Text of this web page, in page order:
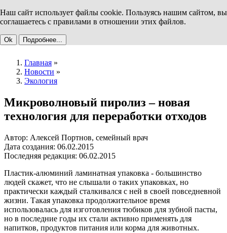
Наш сайт использует файлы cookie. Пользуясь нашим сайтом, вы
соглашаетесь с правилами в отношении этих файлов.
Ok Подробнее...
Главная »
Новости »
Экология
Микроволновый пиролиз – новая
технология для переработки отходов
Автор: Алексей Портнов, семейный врач
Дата создания: 06.02.2015
Последняя редакция: 06.02.2015
Пластик-алюминий ламинатная упаковка - большинство
людей скажет, что не слышали о таких упаковках, но
практически каждый сталкивался с ней в своей повседневной
жизни. Такая упаковка продолжительное время
использовалась для изготовления тюбиков для зубной пасты,
но в последние годы их стали активно применять для
напитков, продуктов питания или корма для животных.